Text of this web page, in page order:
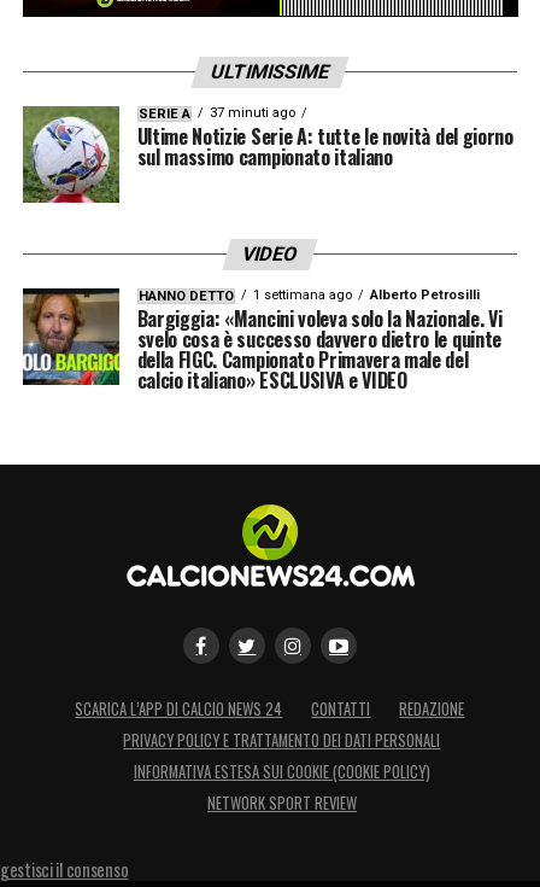
ULTIMISSIME
SERIE A 37 minuti ago
Ultime Notizie Serie A: tutte le novità del giorno
sul massimo campionato italiano
VIDEO
HANNO DETTO 1 settimana ago Alberto Petrosilli
Bargiggia: «Mancini voleva solo la Nazionale. Vi
svelo cosa è successo davvero dietro le quinte
della FIGC. Campionato Primavera male del
calcio italiano» ESCLUSIVA e VIDEO
SCARICA L’APP DI CALCIO NEWS 24 CONTATTI
REDAZIONE
PRIVACY POLICY E TRATTAMENTO DEI DATI PERSONALI
INFORMATIVA ESTESA SUI COOKIE (COOKIE POLICY)
NETWORK SPORT REVIEW
gestisci il consenso